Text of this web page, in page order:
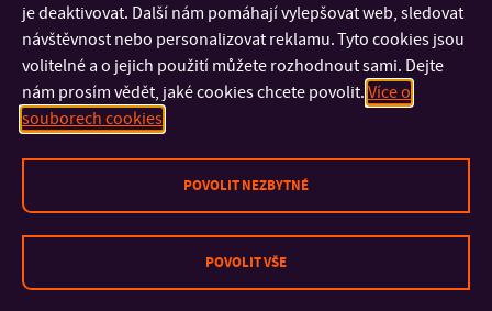
je deaktivovat. Další nám pomáhají vylepšovat web, sledovat
návštěvnost nebo personalizovat reklamu. Tyto cookies jsou
volitelné a o jejich použití můžete rozhodnout sami. Dejte
nám prosím vědět, jaké cookies chcete povolit. Více o
souborech cookies
POVOLIT NEZBYTNÉ
POVOLIT VŠE